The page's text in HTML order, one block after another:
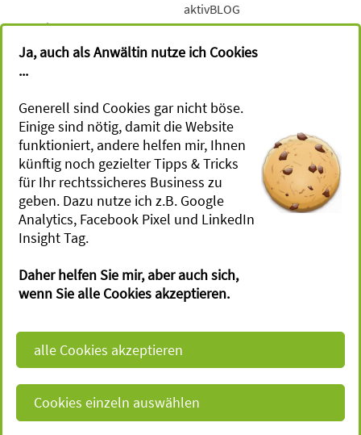
Ja, auch als Anwältin nutze ich Cookies
...
Generell sind Cookies gar nicht böse.
Einige sind nötig, damit die Website
funktioniert, andere helfen mir, Ihnen
künftig noch gezielter Tipps & Tricks
für Ihr rechtssicheres Business zu
geben. Dazu nutze ich z.B. Google
Analytics, Facebook Pixel und LinkedIn
Insight Tag.
Daher helfen Sie mir, aber auch sich,
wenn Sie alle Cookies akzeptieren.
für Mind-Coaches &
Gesundheitsberater
Camps
für Workshops
Terminvereinbarung
aktivBLOG
Newsletter
Gesetzes­vorgaben
Impressum
Datenschutz
Julia Ruch -
Magirus - Deutz - Str. 12
D - 89077 Ulm
E-Mail:
j.ruch@aktivkanzlei.de